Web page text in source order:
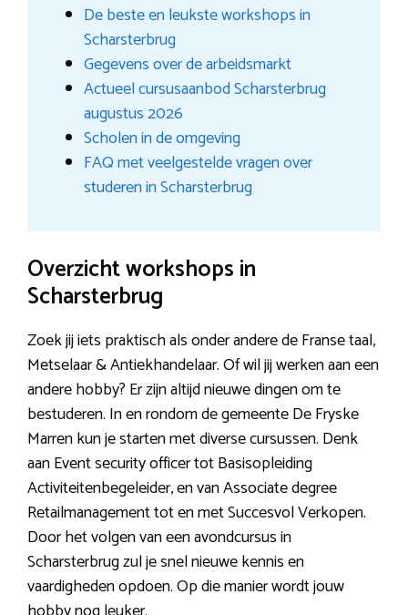
De beste en leukste workshops in
Scharsterbrug
Gegevens over de arbeidsmarkt
Actueel cursusaanbod Scharsterbrug
augustus 2026
Scholen in de omgeving
FAQ met veelgestelde vragen over
studeren in Scharsterbrug
Overzicht workshops in
Scharsterbrug
Zoek jij iets praktisch als onder andere de Franse taal,
Metselaar & Antiekhandelaar. Of wil jij werken aan een
andere hobby? Er zijn altijd nieuwe dingen om te
bestuderen. In en rondom de gemeente De Fryske
Marren kun je starten met diverse cursussen. Denk
aan Event security officer tot Basisopleiding
Activiteitenbegeleider, en van Associate degree
Retailmanagement tot en met Succesvol Verkopen.
Door het volgen van een avondcursus in
Scharsterbrug zul je snel nieuwe kennis en
vaardigheden opdoen. Op die manier wordt jouw